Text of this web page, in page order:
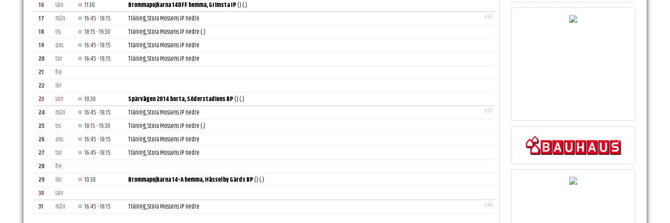
16
sön 11:30 Brommapojkarna 14DFF hemma, Grimsta IP () (..)
v.34
17 mån 16:45 - 18:15
Träning, Stora Mossens IP nedre
18
tis 18:15 - 19:30 Träning, Stora Mossens IP nedre (..)
19
ons 16:45 - 18:15
Träning, Stora Mossens IP nedre
20
tor 16:45 - 18:15
Träning, Stora Mossens IP nedre
21
fre
22
lör
23
sön 10:30 Spårvägen 2014 borta, Söderstadions BP () (..)
v.35
24 mån 16:45 - 18:15
Träning, Stora Mossens IP nedre
25
tis 18:15 - 19:30 Träning, Stora Mossens IP nedre (..)
26
ons 16:45 - 18:15
Träning, Stora Mossens IP nedre
27
tor 16:45 - 18:15
Träning, Stora Mossens IP nedre
28
fre
29
lör 10:30 Brommapojkarna 14-A hemma, Hässelby Gårds BP () (..)
30
sön
v.36
31 mån 16:45 - 18:15 Träning, Stora Mossens IP nedre